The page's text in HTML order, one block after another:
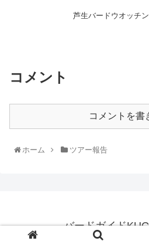
芦生バードウオッチ
コメント
コメントを書
ホーム ツアー報告
バードガイド